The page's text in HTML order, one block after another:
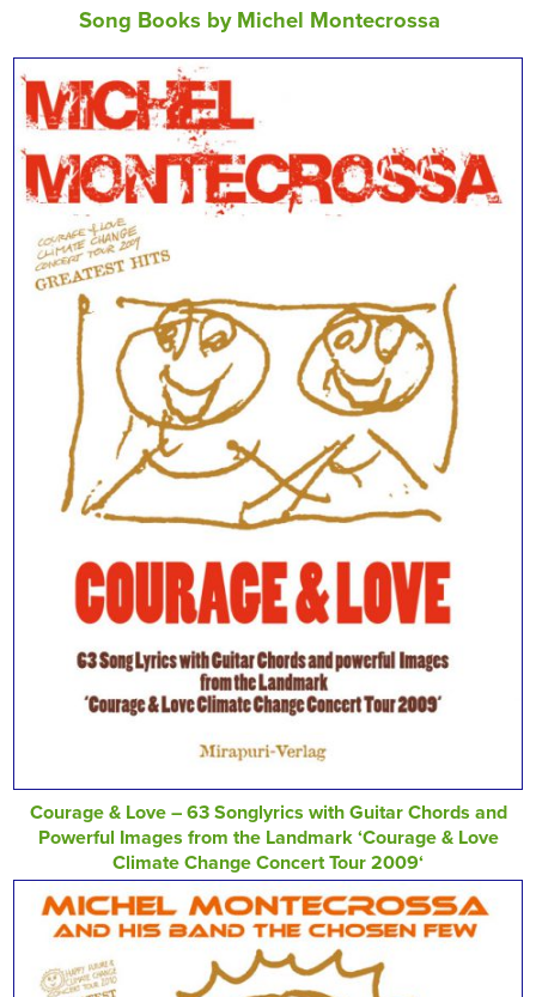
Song Books by Michel Montecrossa
Courage & Love – 63 Songlyrics with Guitar Chords and
Powerful Images from the Landmark ‘Courage & Love
Climate Change Concert Tour 2009‘